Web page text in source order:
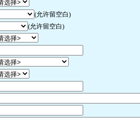
(允许留空白)
(允许留空白)